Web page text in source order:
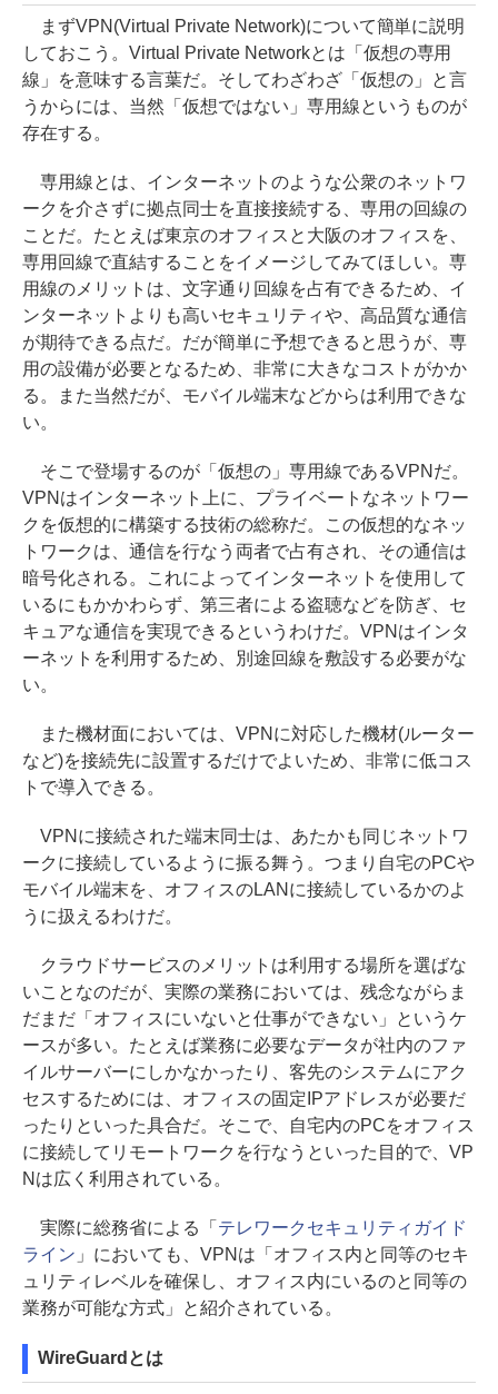
まずVPN(Virtual Private Network)について簡単に説明
しておこう。Virtual Private Networkとは「仮想の専用
線」を意味する言葉だ。そしてわざわざ「仮想の」と言
うからには、当然「仮想ではない」専用線というものが
存在する。
専用線とは、インターネットのような公衆のネットワ
ークを介さずに拠点同士を直接接続する、専用の回線の
ことだ。たとえば東京のオフィスと大阪のオフィスを、
専用回線で直結することをイメージしてみてほしい。専
用線のメリットは、文字通り回線を占有できるため、イ
ンターネットよりも高いセキュリティや、高品質な通信
が期待できる点だ。だが簡単に予想できると思うが、専
用の設備が必要となるため、非常に大きなコストがかか
る。また当然だが、モバイル端末などからは利用できな
い。
そこで登場するのが「仮想の」専用線であるVPNだ。
VPNはインターネット上に、プライベートなネットワー
クを仮想的に構築する技術の総称だ。この仮想的なネッ
トワークは、通信を行なう両者で占有され、その通信は
暗号化される。これによってインターネットを使用して
いるにもかかわらず、第三者による盗聴などを防ぎ、セ
キュアな通信を実現できるというわけだ。VPNはインタ
ーネットを利用するため、別途回線を敷設する必要がな
い。
また機材面においては、VPNに対応した機材(ルーター
など)を接続先に設置するだけでよいため、非常に低コス
トで導入できる。
VPNに接続された端末同士は、あたかも同じネットワ
ークに接続しているように振る舞う。つまり自宅のPCや
モバイル端末を、オフィスのLANに接続しているかのよ
うに扱えるわけだ。
クラウドサービスのメリットは利用する場所を選ばな
いことなのだが、実際の業務においては、残念ながらま
だまだ「オフィスにいないと仕事ができない」というケ
ースが多い。たとえば業務に必要なデータが社内のファ
イルサーバーにしかなかったり、客先のシステムにアク
セスするためには、オフィスの固定IPアドレスが必要だ
ったりといった具合だ。そこで、自宅内のPCをオフィス
に接続してリモートワークを行なうといった目的で、VP
Nは広く利用されている。
実際に総務省による「 テレワークセキュリティガイド
ライン 」においても、VPNは「オフィス内と同等のセキ
ュリティレベルを確保し、オフィス内にいるのと同等の
業務が可能な方式」と紹介されている。
WireGuardとは